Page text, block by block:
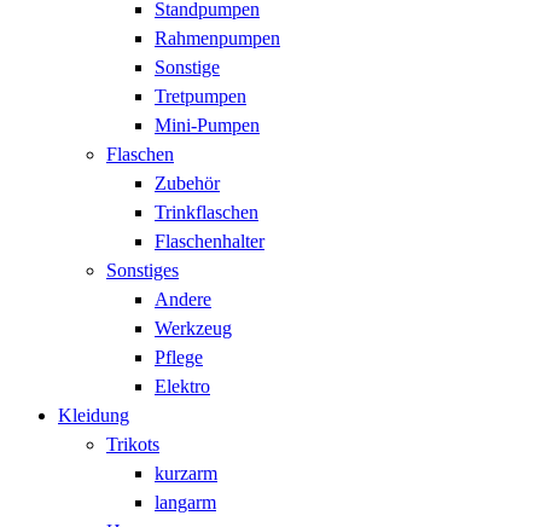
Standpumpen
Rahmenpumpen
Sonstige
Tretpumpen
Mini-Pumpen
Flaschen
Zubehör
Trinkflaschen
Flaschenhalter
Sonstiges
Andere
Werkzeug
Pflege
Elektro
Kleidung
Trikots
kurzarm
langarm